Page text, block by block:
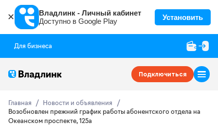
✕
Владлинк - Личный кабинет
Доступно в Google Play
Установить
Для бизнеса
Подключиться
Главная
Новости и объявления
Возобновлен прежний график работы абонентского отдела на
Океанском проспекте, 125а